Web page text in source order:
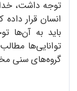
توجه داشت،
انسان قرار
باید به آن‌ها
توانایی‌ها
گروه‌های سنی